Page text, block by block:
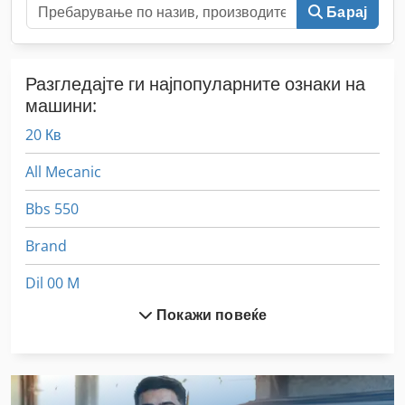
Барај
Разгледајте ги најпопуларните ознаки на
машини:
20 Кв
All Mecanic
Bbs 550
Brand
Dil 00 M
Fngj 20
Покажи повеќе